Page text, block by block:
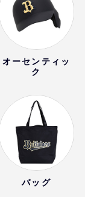
オーセンティッ
ク
バッグ